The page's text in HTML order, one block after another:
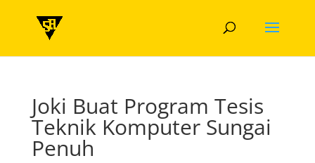
Joki Buat Program Tesis
Teknik Komputer Sungai
Penuh